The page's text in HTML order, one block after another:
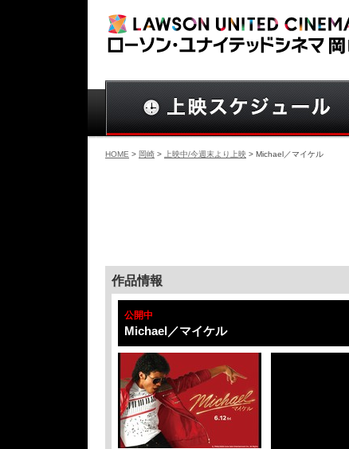
HOME > 岡崎 > 上映中/今週末より上映 > Michael／マイケル
作品情報
公開中
Michael／マイケル